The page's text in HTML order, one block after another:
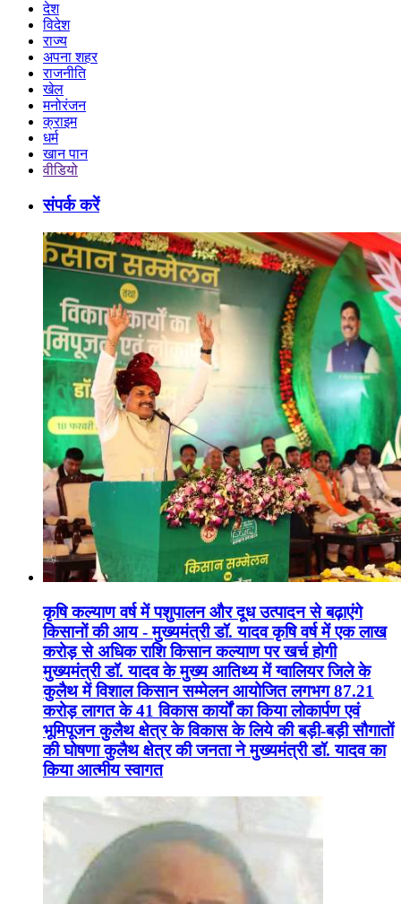
देश
विदेश
राज्य
अपना शहर
राजनीति
खेल
मनोरंजन
क्राइम
धर्म
खान पान
वीडियो
संपर्क करें
कृषि कल्याण वर्ष में पशुपालन और दूध उत्पादन से बढ़ाएंगे
किसानों की आय - मुख्यमंत्री डॉ. यादव कृषि वर्ष में एक लाख
करोड़ से अधिक राशि किसान कल्याण पर खर्च होगी
मुख्यमंत्री डॉ. यादव के मुख्य आतिथ्य में ग्वालियर जिले के
कुलैथ में विशाल किसान सम्मेलन आयोजित लगभग 87.21
करोड़ लागत के 41 विकास कार्यों का किया लोकार्पण एवं
भूमिपूजन कुलैथ क्षेत्र के विकास के लिये की बड़ी-बड़ी सौगातों
की घोषणा कुलैथ क्षेत्र की जनता ने मुख्यमंत्री डॉ. यादव का
किया आत्मीय स्वागत